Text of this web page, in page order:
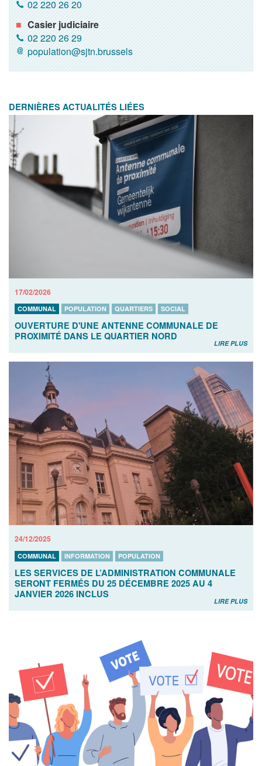
02 220 26 20
Casier judiciaire
02 220 26 29
population@sjtn.brussels
DERNIÈRES ACTUALITÉS LIÉES
17/02/2026
COMMUNAL POPULATION QUARTIERS SOCIAL
OUVERTURE D'UNE ANTENNE COMMUNALE DE
PROXIMITÉ DANS LE QUARTIER NORD
LIRE PLUS
24/12/2025
COMMUNAL INFORMATION POPULATION
LES SERVICES DE L’ADMINISTRATION COMMUNALE
SERONT FERMÉS DU 25 DÉCEMBRE 2025 AU 4
JANVIER 2026 INCLUS
LIRE PLUS